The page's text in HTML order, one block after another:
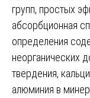
групп, простых
абсорбционная
определения
неорганических
твердения,
алюминия в